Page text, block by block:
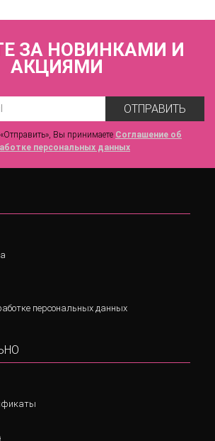
ЗА НОВИНКАМИ И
АКЦИЯМИ
ОТПРАВИТЬ
Вы принимаете Соглашение об
персональных данных
персональных данных